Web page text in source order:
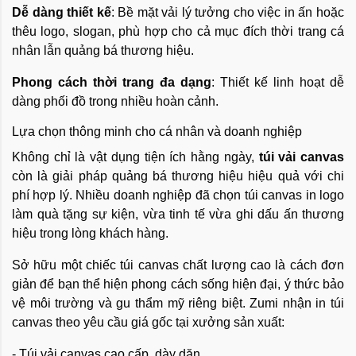
Dễ dàng thiết kế: Bề mặt vải lý tưởng cho việc in ấn hoặc
thêu logo, slogan, phù hợp cho cả mục đích thời trang cá
nhân lẫn quảng bá thương hiệu.
Phong cách thời trang đa dạng: Thiết kế linh hoạt dễ
dàng phối đồ trong nhiều hoàn cảnh.
Lựa chọn thông minh cho cá nhân và doanh nghiệp
Không chỉ là vật dụng tiện ích hằng ngày, túi vải canvas
còn là giải pháp quảng bá thương hiệu hiệu quả với chi
phí hợp lý. Nhiều doanh nghiệp đã chọn túi canvas in logo
làm quà tặng sự kiện, vừa tinh tế vừa ghi dấu ấn thương
hiệu trong lòng khách hàng.
Sở hữu một chiếc túi canvas chất lượng cao là cách đơn
giản để bạn thể hiện phong cách sống hiện đại, ý thức bảo
vệ môi trường và gu thẩm mỹ riêng biệt. Zumi nhận in túi
canvas theo yêu cầu giá gốc tại xưởng sản xuất: